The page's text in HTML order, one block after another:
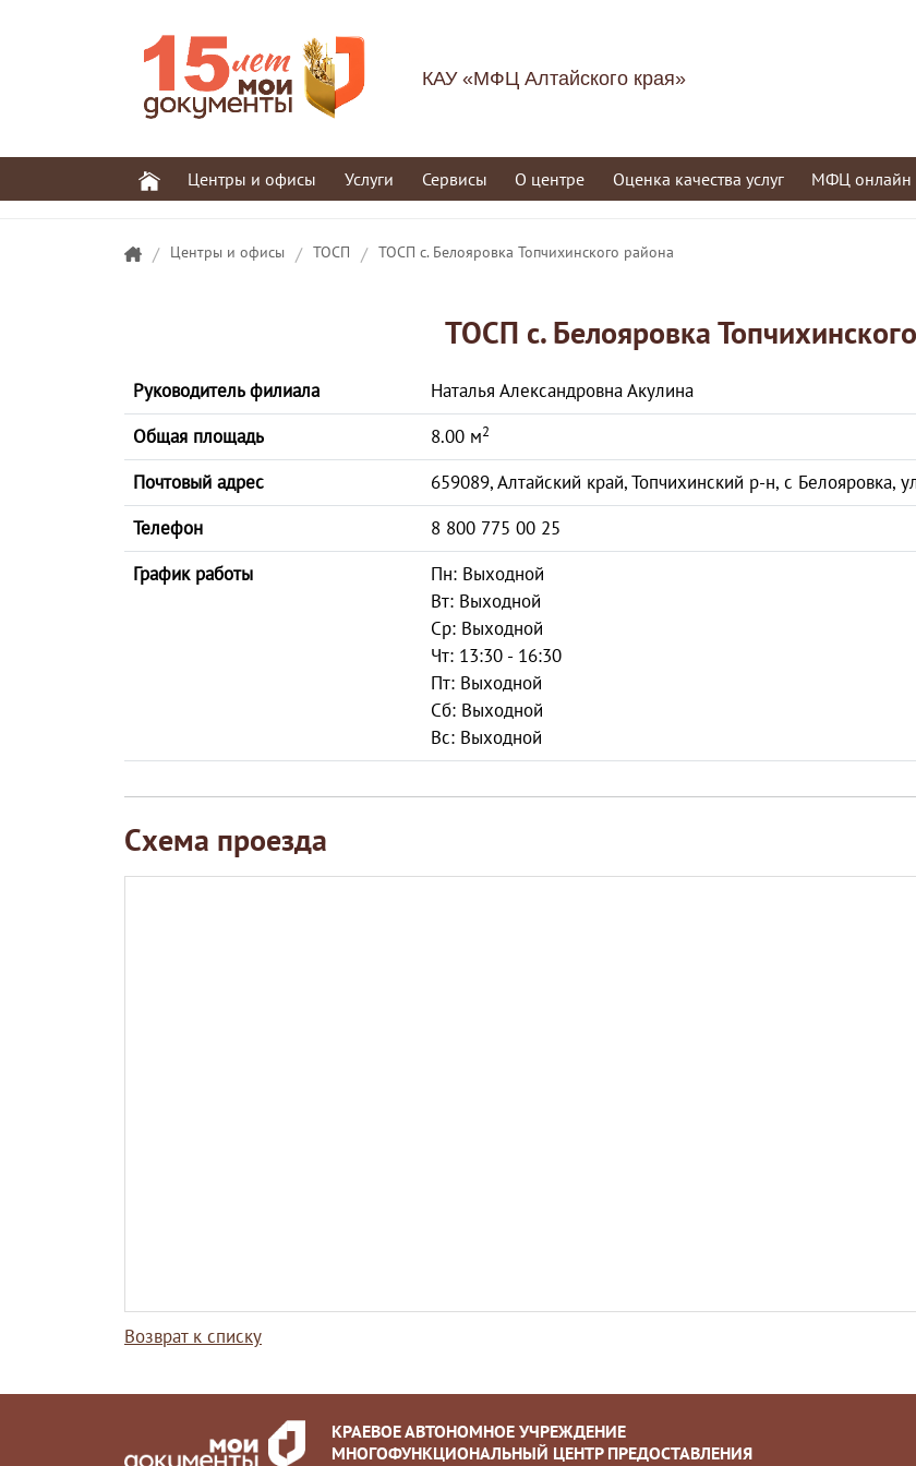
КАУ «МФЦ Алтайского края»
Центры и офисы Услуги Сервисы О центре Оценка качества услуг МФЦ онлайн
/ Центры и офисы / ТОСП / ТОСП с. Белояровка Топчихинского района
ТОСП с. Белояровка
Руководитель филиала
Наталья Александровна Акулина
Общая площадь
8.00 м2
Почтовый адрес
659089, Алтайский край, Топчихинский р-н, с Белояровка,
Телефон
8 800 775 00 25
График работы
Пн: Выходной
Вт: Выходной
Ср: Выходной
Чт: 13:30 - 16:30
Пт: Выходной
Сб: Выходной
Вс: Выходной
Схема проезда
Возврат к списку
КРАЕВОЕ АВТОНОМНОЕ УЧРЕЖДЕНИЕ
МНОГОФУНКЦИОНАЛЬНЫЙ ЦЕНТР ПРЕДОСТАВЛЕНИЯ